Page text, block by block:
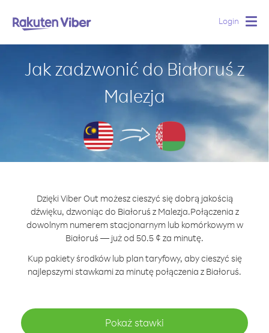
Login
Jak zadzwonić do Białoruś z
Malezja
Dzięki Viber Out możesz cieszyć się dobrą jakością
dźwięku, dzwoniąc do Białoruś z Malezja.Połączenia z
dowolnym numerem stacjonarnym lub komórkowym w
Białoruś — już od 50.5 ¢ za minutę.
Kup pakiety środków lub plan taryfowy, aby cieszyć się
najlepszymi stawkami za minutę połączenia z Białoruś.
Pokaż stawki